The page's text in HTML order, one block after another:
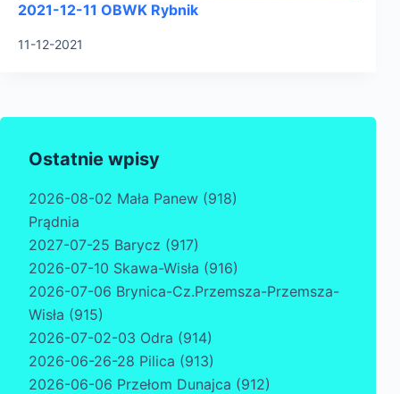
2021-12-11 OBWK Rybnik
11-12-2021
Ostatnie wpisy
2026-08-02 Mała Panew (918)
Prądnia
2027-07-25 Barycz (917)
2026-07-10 Skawa-Wisła (916)
2026-07-06 Brynica-Cz.Przemsza-Przemsza-
Wisła (915)
2026-07-02-03 Odra (914)
2026-06-26-28 Pilica (913)
2026-06-06 Przełom Dunajca (912)